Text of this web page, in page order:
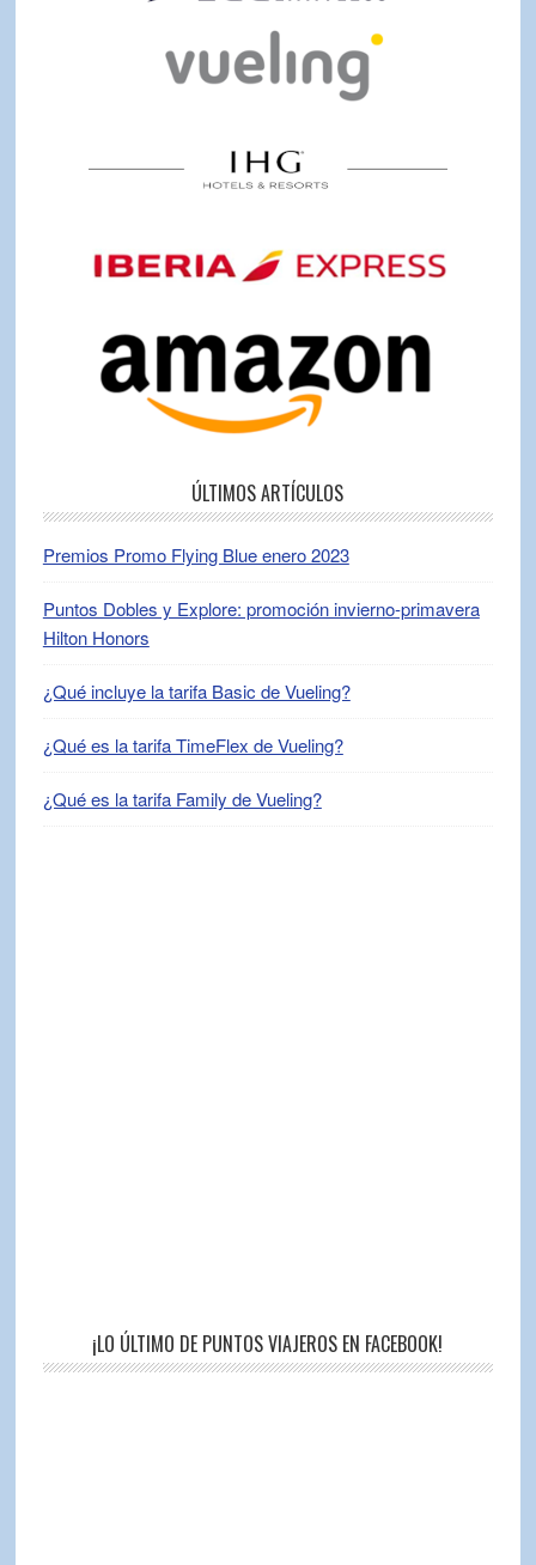
ÚLTIMOS ARTÍCULOS
Premios Promo Flying Blue enero 2023
Puntos Dobles y Explore: promoción invierno-primavera
Hilton Honors
¿Qué incluye la tarifa Basic de Vueling?
¿Qué es la tarifa TimeFlex de Vueling?
¿Qué es la tarifa Family de Vueling?
¡LO ÚLTIMO DE PUNTOS VIAJEROS EN FACEBOOK!